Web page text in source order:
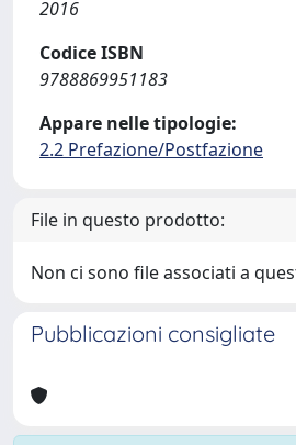
2016
Codice ISBN
9788869951183
Appare nelle tipologie:
2.2 Prefazione/Postfazione
File in questo prodotto:
Non ci sono file associati a
Pubblicazioni consigliate